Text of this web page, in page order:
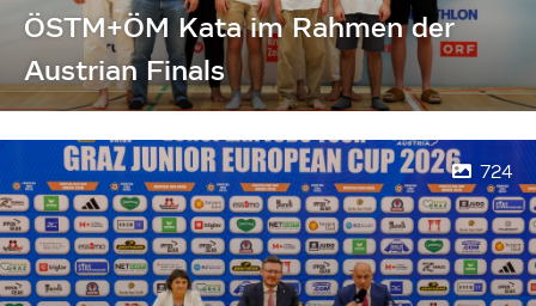
ÖSTM+ÖM Kata im Rahmen der
Austrian Finals
724